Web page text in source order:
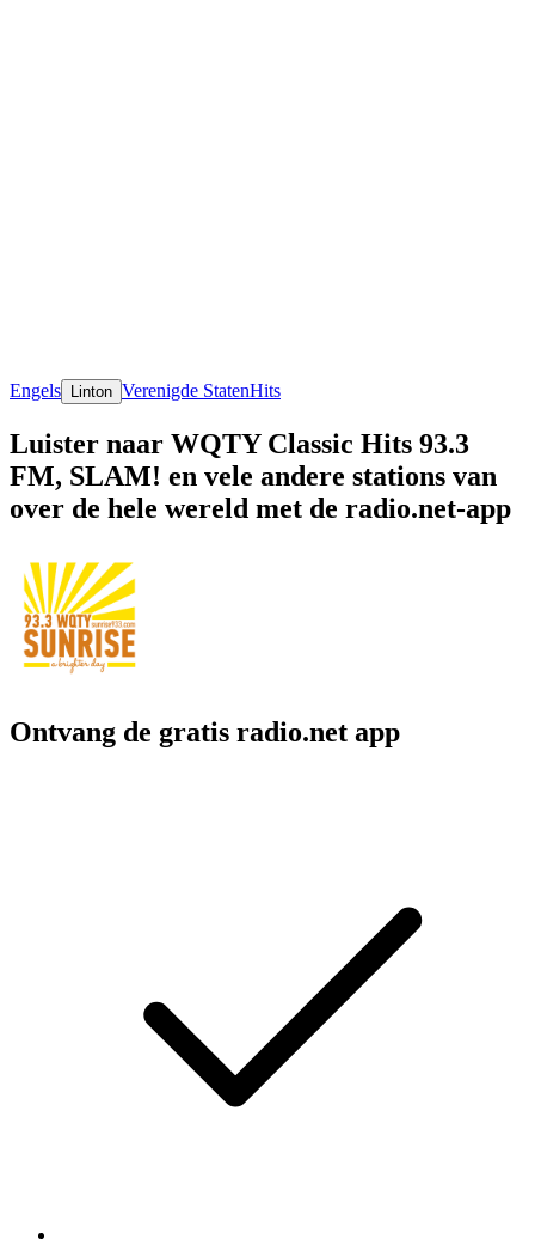
Engels Linton Verenigde StatenHits
Luister naar WQTY Classic Hits 93.3
FM, SLAM! en vele andere stations van
over de hele wereld met de radio.net-app
Ontvang de gratis radio.net app